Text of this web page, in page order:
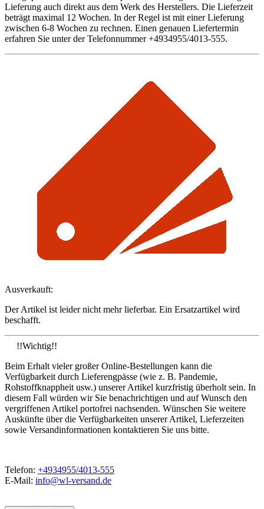
Lieferung auch direkt aus dem Werk des Herstellers. Die Lieferzeit
beträgt maximal 12 Wochen. In der Regel ist mit einer Lieferung
zwischen 6-8 Wochen zu rechnen. Einen genauen Liefertermin
erfahren Sie unter der Telefonnummer +4934955/4013-555.
Ausverkauft:
Der Artikel ist leider nicht mehr lieferbar. Ein Ersatzartikel wird
beschafft.
!!Wichtig!!
Beim Erhalt vieler großer Online-Bestellungen kann die
Verfügbarkeit durch Lieferengpässe (wie z. B. Pandemie,
Rohstoffknappheit usw.) unserer Artikel kurzfristig überholt sein. In
diesem Fall würden wir Sie benachrichtigen und auf Wunsch den
vergriffenen Artikel portofrei nachsenden. Wünschen Sie weitere
Auskünfte über die Verfügbarkeiten unserer Artikel, Lieferzeiten
sowie Versandinformationen kontaktieren Sie uns bitte.
Telefon: +4934955/4013-555
E-Mail: info@wl-versand.de